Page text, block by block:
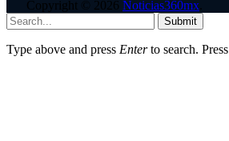
Copyright © 2026 Noticias360mx
Submit
Type above and press Enterto search. Press